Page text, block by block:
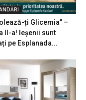
ți Glicemia” –
II-a! Ieșenii sunt
pe Esplanada...